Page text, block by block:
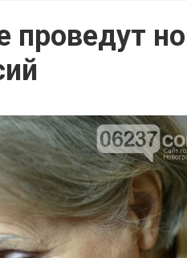
проведут